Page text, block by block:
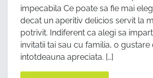
impecabila Ce poate sa fie mai
decat un aperitiv delicios servit la
potrivit. Indiferent ca alegi sa
invitatii tai sau cu familia, o gustare
intotdeauna apreciata. […]